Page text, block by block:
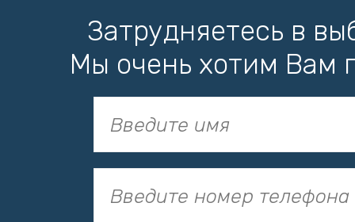
Затрудняетесь в
Мы очень хотим Вам